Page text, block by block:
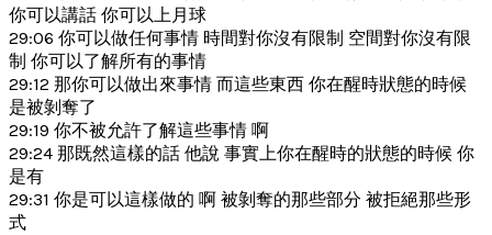
你可以講話 你可以上月球
29:06 你可以做任何事情 時間對你沒有限制 空間對你沒有限
制 你可以了解所有的事情
29:12 那你可以做出來事情 而這些東西 你在醒時狀態的時候
是被剝奪了
29:19 你不被允許了解這些事情 啊
29:24 那既然這樣的話 他說 事實上你在醒時的狀態的時候 你
是有
29:31 你是可以這樣做的 啊 被剝奪的那些部分 被拒絕那些形
式